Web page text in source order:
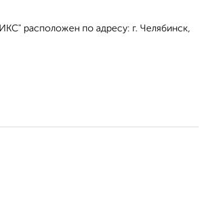
расположен по адресу: г. Челябинск,